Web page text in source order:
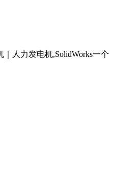
人力发电机,SolidWorks一个